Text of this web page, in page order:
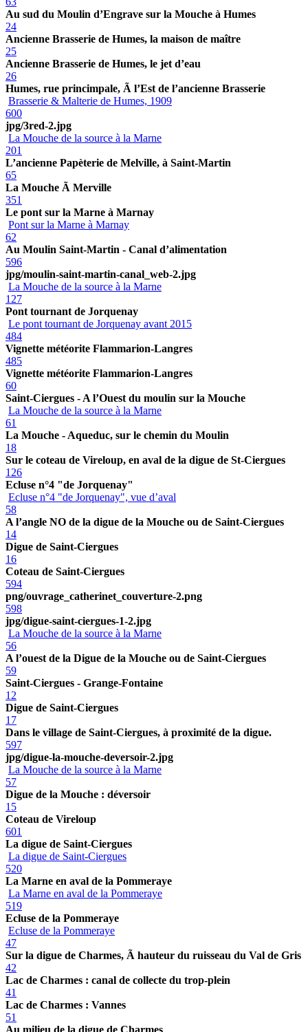
Au sud du Moulin d’Engrave sur la Mouche à Humes
24
Ancienne Brasserie de Humes, la maison de maître
25
Ancienne Brasserie de Humes, le jet d’eau
26
Humes, rue princimpale, Ã l’Est de l’ancienne Brasserie
Brasserie & Malterie de Humes, 1909
600
jpg/3red-2.jpg
La Mouche de la source à la Marne
201
L’ancienne Papèterie de Melville, à Saint-Martin
65
La Mouche Ã Merville
351
Le pont sur la Marne à Marnay
Pont sur la Marne à Marnay
62
Au Moulin Saint-Martin - Canal d’alimentation
596
jpg/moulin-saint-martin-canal_web-2.jpg
La Mouche de la source à la Marne
127
Pont tournant de Jorquenay
Le pont tournant de Jorquenay avant 2015
484
Vignette météorite Flammarion-Langres
485
Vignette météorite Flammarion-Langres
60
Saint-Ciergues - A l’Ouest du moulin sur la Mouche
La Mouche de la source à la Marne
61
La Mouche - Aqueduc, sur le chemin du Moulin
18
Sur le coteau de Vireloup, en aval de la digue de St-Ciergues
126
Ecluse n°4 "de Jorquenay"
Ecluse n°4 "de Jorquenay", vue d’aval
58
A l’angle NO de la digue de la Mouche ou de Saint-Ciergues
14
Digue de Saint-Ciergues
16
Coteau de Saint-Ciergues
594
png/ouvrage_catherinet_couverture-2.png
598
jpg/digue-saint-ciergues-1-2.jpg
La Mouche de la source à la Marne
56
A l’ouest de la Digue de la Mouche ou de Saint-Ciergues
59
Saint-Ciergues - Grange-Fontaine
12
Digue de Saint-Ciergues
17
Dans le village de Saint-Ciergues, à proximité de la digue.
597
jpg/digue-la-mouche-deversoir-2.jpg
La Mouche de la source à la Marne
57
Digue de la Mouche : déversoir
15
Coteau de Vireloup
601
La digue de Saint-Ciergues
La digue de Saint-Ciergues
520
La Marne en aval de la Pommeraye
La Marne en aval de la Pommeraye
519
Ecluse de la Pommeraye
Ecluse de la Pommeraye
47
Sur la digue de Charmes, Ã hauteur du ruisseau du Val de Gris
42
Lac de Charmes : canal de collecte du trop-plein
41
Lac de Charmes : Vannes
51
Au milieu de la digue de Charmes